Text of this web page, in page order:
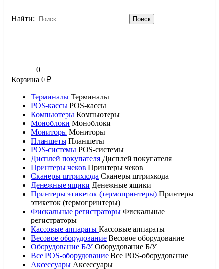
Найти:
0
Корзина 0 ₽
Терминалы Терминалы
POS-кассы POS-кассы
Компьютеры Компьютеры
Моноблоки Моноблоки
Мониторы Мониторы
Планшеты Планшеты
POS-системы POS-системы
Дисплей покупателя Дисплей покупателя
Принтеры чеков Принтеры чеков
Сканеры штрихкода Сканеры штрихкода
Денежные ящики Денежные ящики
Принтеры этикеток (термопринтеры) Принтеры
этикеток (термопринтеры)
Фискальные регистраторы Фискальные
регистраторы
Кассовые аппараты Кассовые аппараты
Весовое оборудование Весовое оборудование
Оборудование Б/У Оборудование Б/У
Все POS-оборудование Все POS-оборудование
Аксессуары Аксессуары